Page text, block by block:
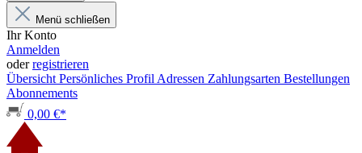
Menü schließen
Ihr Konto
Anmelden
oderregistrieren
Übersicht Persönliches Profil Adressen Zahlungsarten Bestellungen
Abonnements
0,00 €*